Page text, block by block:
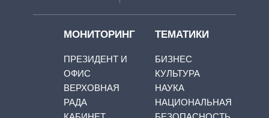
МОНИТОРИНГ
ПРЕЗИДЕНТ И
ОФИС
ВЕРХОВНАЯ
РАДА
ТЕМАТИКИ
БИЗНЕС
КУЛЬТУРА
НАУКА
НАЦИОНАЛЬНАЯ